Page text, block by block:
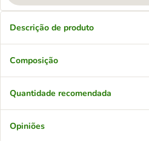
Descrição de produto
Composição
Quantidade recomendada
Opiniões